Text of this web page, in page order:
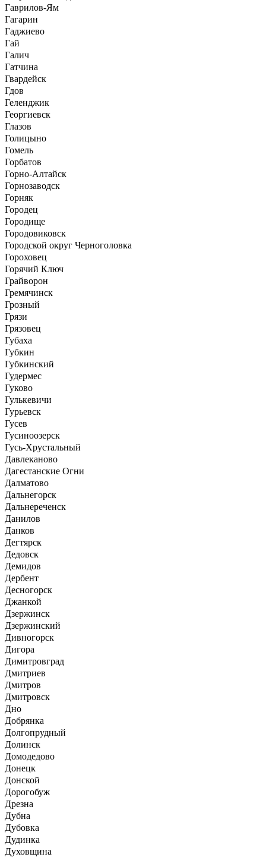
Гаврилов-Ям
Гагарин
Гаджиево
Гай
Галич
Гатчина
Гвардейск
Гдов
Геленджик
Георгиевск
Глазов
Голицыно
Гомель
Горбатов
Горно-Алтайск
Горнозаводск
Горняк
Городец
Городище
Городовиковск
Городской округ Черноголовка
Гороховец
Горячий Ключ
Грайворон
Гремячинск
Грозный
Грязи
Грязовец
Губаха
Губкин
Губкинский
Гудермес
Гуково
Гулькевичи
Гурьевск
Гусев
Гусиноозерск
Гусь-Хрустальный
Давлеканово
Дагестанские Огни
Далматово
Дальнегорск
Дальнереченск
Данилов
Данков
Дегтярск
Дедовск
Демидов
Дербент
Десногорск
Джанкой
Дзержинск
Дзержинский
Дивногорск
Дигора
Димитровград
Дмитриев
Дмитров
Дмитровск
Дно
Добрянка
Долгопрудный
Долинск
Домодедово
Донецк
Донской
Дорогобуж
Дрезна
Дубна
Дубовка
Дудинка
Духовщина